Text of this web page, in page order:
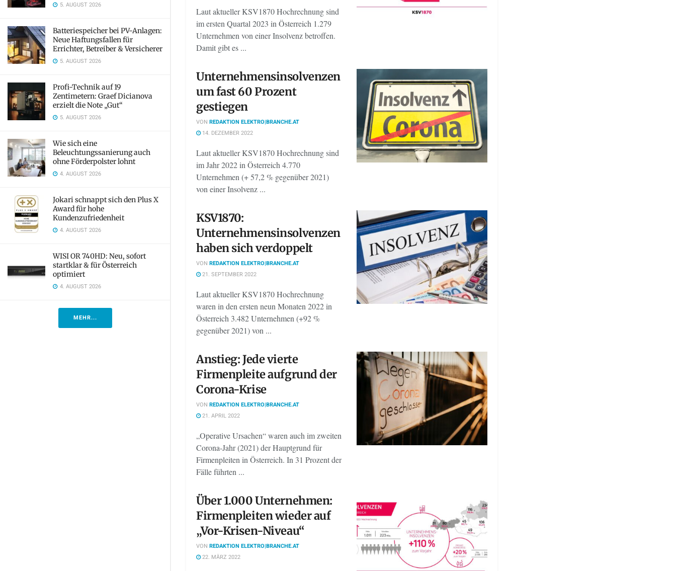
5. AUGUST 2026
Batteriespeicher bei PV-Anlagen:
Neue Haftungsfallen für
Errichter, Betreiber & Versicherer
5. AUGUST 2026
Profi-Technik auf 19
Zentimetern: Graef Dicianova
erzielt die Note „Gut“
5. AUGUST 2026
Wie sich eine
Beleuchtungssanierung auch
ohne Förderpolster lohnt
4. AUGUST 2026
Jokari schnappt sich den Plus X
Award für hohe
Kundenzufriedenheit
4. AUGUST 2026
WISI OR 740HD: Neu, sofort
startklar & für Österreich
optimiert
4. AUGUST 2026
MEHR...
Laut aktueller KSV1870 Hochrechnung sind
im ersten Quartal 2023 in Österreich 1.279
Unternehmen von einer Insolvenz betroffen.
Damit gibt es ...
Unternehmensinsolvenzen
um fast 60 Prozent
gestiegen
VON REDAKTION ELEKTRO|BRANCHE.AT
14. DEZEMBER 2022
Laut aktueller KSV1870 Hochrechnung sind
im Jahr 2022 in Österreich 4.770
Unternehmen (+ 57,2 % gegenüber 2021)
von einer Insolvenz ...
KSV1870:
Unternehmensinsolvenzen
haben sich verdoppelt
VON REDAKTION ELEKTRO|BRANCHE.AT
21. SEPTEMBER 2022
Laut aktueller KSV1870 Hochrechnung
waren in den ersten neun Monaten 2022 in
Österreich 3.482 Unternehmen (+92 %
gegenüber 2021) von ...
Anstieg: Jede vierte
Firmenpleite aufgrund der
Corona-Krise
VON REDAKTION ELEKTRO|BRANCHE.AT
21. APRIL 2022
„Operative Ursachen“ waren auch im zweiten
Corona-Jahr (2021) der Hauptgrund für
Firmenpleiten in Österreich. In 31 Prozent der
Fälle führten ...
Über 1.000 Unternehmen:
Firmenpleiten wieder auf
„Vor-Krisen-Niveau“
VON REDAKTION ELEKTRO|BRANCHE.AT
22. MÄRZ 2022